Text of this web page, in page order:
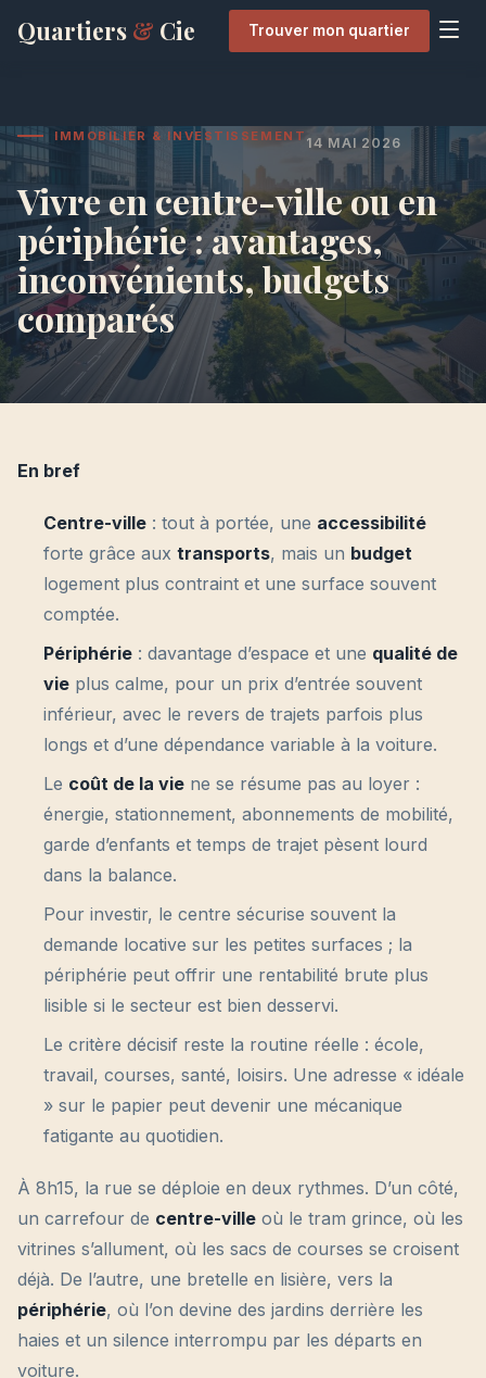
Quartiers & Cie Trouver mon quartier
IMMOBILIER & INVESTISSEMENT 14 MAI 2026
Vivre en centre-ville ou en
périphérie : avantages,
inconvénients, budgets
comparés
En bref
Centre-ville : tout à portée, une accessibilité
forte grâce aux transports, mais un budget
logement plus contraint et une surface souvent
comptée.
Périphérie : davantage d’espace et une qualité de
vie plus calme, pour un prix d’entrée souvent
inférieur, avec le revers de trajets parfois plus
longs et d’une dépendance variable à la voiture.
Le coût de la vie ne se résume pas au loyer :
énergie, stationnement, abonnements de mobilité,
garde d’enfants et temps de trajet pèsent lourd
dans la balance.
Pour investir, le centre sécurise souvent la
demande locative sur les petites surfaces ; la
périphérie peut offrir une rentabilité brute plus
lisible si le secteur est bien desservi.
Le critère décisif reste la routine réelle : école,
travail, courses, santé, loisirs. Une adresse « idéale
» sur le papier peut devenir une mécanique
fatigante au quotidien.
À 8h15, la rue se déploie en deux rythmes. D’un côté,
un carrefour de centre-ville où le tram grince, où les
vitrines s’allument, où les sacs de courses se croisent
déjà. De l’autre, une bretelle en lisière, vers la
périphérie, où l’on devine des jardins derrière les
haies et un silence interrompu par les départs en
voiture.